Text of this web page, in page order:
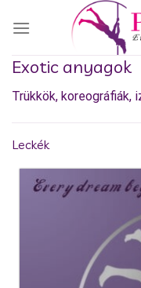
Exotic anyagok
Trükkök, koreográfiák,
Leckék